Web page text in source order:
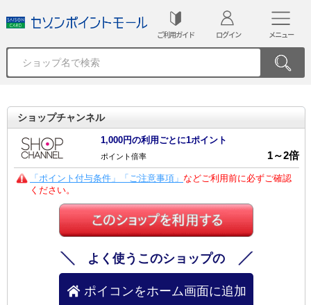
ご利用ガイド ログイン メニュー
ショップチャンネル
1,000円の利用ごとに1ポイント
ポイント倍率 1～2倍
「ポイント付与条件」「ご注意事項」 などご利用前に必ずご確認
ください。
よく使うこのショップの
ポイコンをホーム画面に追加